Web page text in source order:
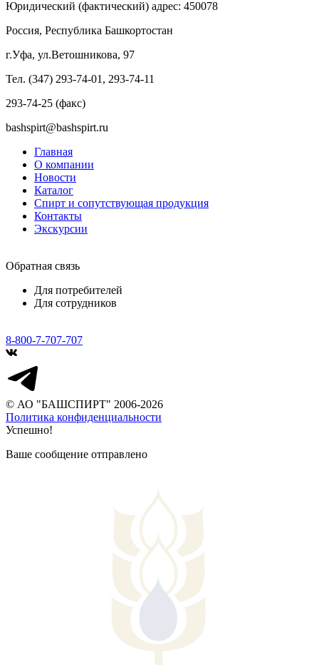
Юридический (фактический) адрес: 450078
Россия, Республика Башкортостан
г.Уфа, ул.Ветошникова, 97
Тел. (347) 293-74-01, 293-74-11
293-74-25 (факс)
bashspirt@bashspirt.ru
Главная
О компании
Новости
Каталог
Спирт и сопутствующая продукция
Контакты
Экскурсии
Обратная связь
Для потребителей
Для сотрудников
8-800-7-707-707
© АО "БАШСПИРТ" 2006-2026
Политика конфиденциальности
Успешно!
Ваше сообщение отправлено